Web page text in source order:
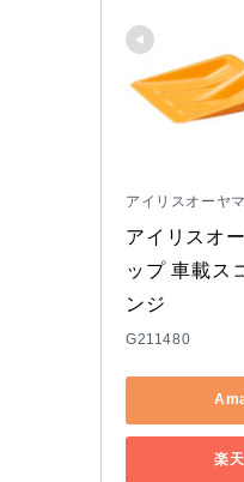
アイリスオーヤ
アイリスオ
ップ 車載ス
ンジ
G211480
楽